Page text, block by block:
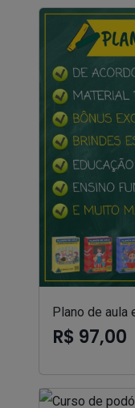
Plano de aula
R$ 97,00